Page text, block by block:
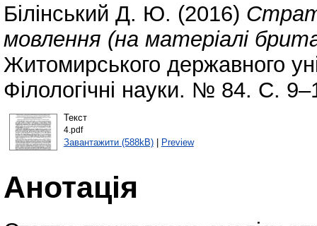
Білінський Д. Ю. (2016)
мовлення (на матеріалі
Житомирського державного
Філологічні науки. № 84. С.
Текст
4.pdf
Завантажити (588kB)| Preview
Анотація